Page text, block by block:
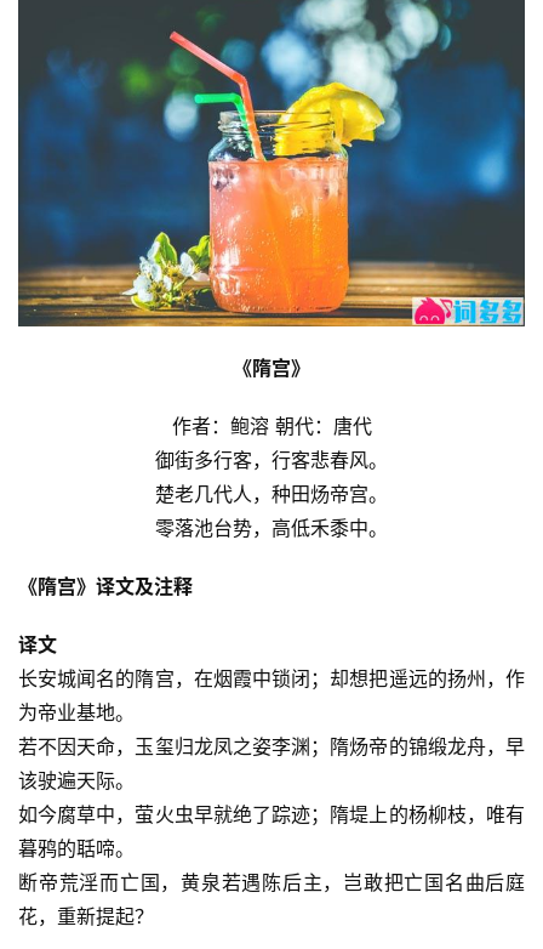
《隋宫》
作者：鲍溶 朝代：唐代
御街多行客，行客悲春风。
楚老几代人，种田炀帝宫。
零落池台势，高低禾黍中。
《隋宫》译文及注释
译文
长安城闻名的隋宫，在烟霞中锁闭；却想把遥远的扬州，作
为帝业基地。
若不因天命，玉玺归龙凤之姿李渊；隋炀帝的锦缎龙舟，早
该驶遍天际。
如今腐草中，萤火虫早就绝了踪迹；隋堤上的杨柳枝，唯有
暮鸦的聒啼。
断帝荒淫而亡国，黄泉若遇陈后主，岂敢把亡国名曲后庭
花，重新提起？